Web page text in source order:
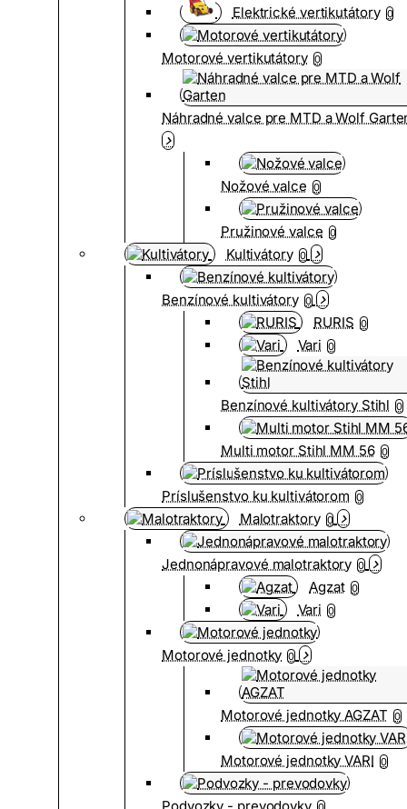
Elektrické vertikutátory 0
Motorové vertikutátory 0
Náhradné valce pre MTD a Wolf
Nožové valce 0
Pružinové valce 0
Kultivátory 0
Benzínové kultivátory 0
RURIS 0
Vari 0
Benzínové kultivátory Stihl 0
Multi motor Stihl MM 56 0
Príslušenstvo ku kultivátorom 0
Malotraktory 0
Jednonápravové malotraktory 0
Agzat 0
Vari 0
Motorové jednotky 0
Motorové jednotky AGZAT 0
Motorové jednotky VARI 0
Podvozky - prevodovky